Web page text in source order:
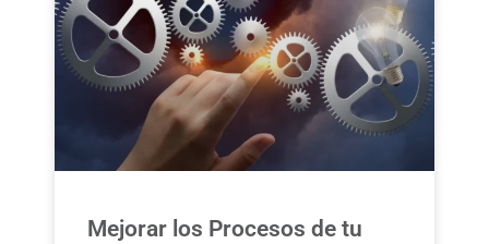
Mejorar los Procesos de tu